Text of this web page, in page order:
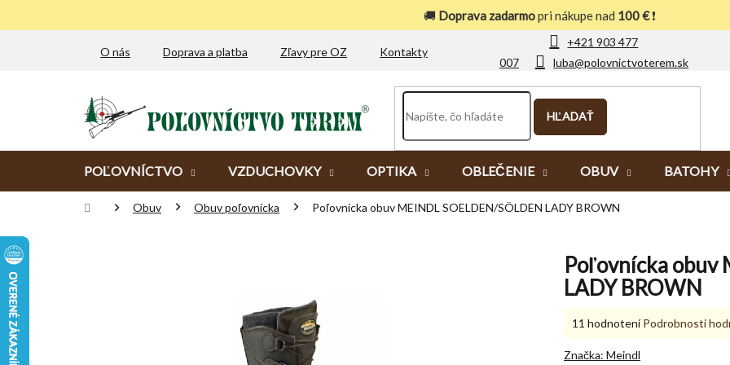
🚚 Doprava zadarmopri nákupe nad 100 €❗
+421 903 477
007
luba@polovnictvoterem.sk
O nás Doprava a platba Zľavy pre OZ Kontakty
HĽADAŤ
POĽOVNÍCTVO VZDUCHOVKY OPTIKA OBLEČENIE OBUV BATOHY
DomovObuv Obuv poľovnícka Poľovnícka obuv MEINDL SOELDEN/SÖLDEN LADY BROWN
Poľovnícka obuv
LADY BROWN
Priemerné
produktu
11 hodnotení Podrobnosti
Značka: Meindl